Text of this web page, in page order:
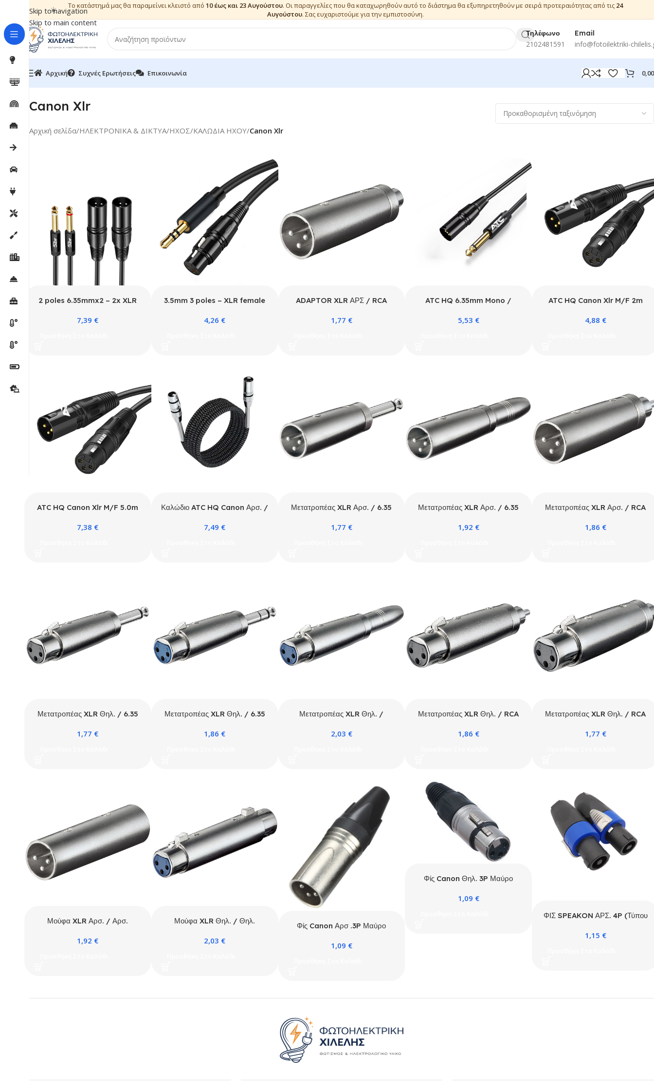
Skip to navigation
Skip to main content
☀️ Το κατάστημά μας θα παραμείνει κλειστό από 10 έως και 23 Αυγούστου. Οι παραγγελίες που θα καταχωρηθούν αυτό το διάστημα θα εξυπηρετηθούν με σειρά προτεραιότητας από τις 24
Αυγούστου. Σας ευχαριστούμε για την εμπιστοσύνη.
Τηλέφωνο
2102481591
Email
info@fotoilektriki-
Αρχική Συχνές Ερωτήσεις Επικοινωνία
Canon Xlr
Αρχική σελίδα/ΗΛΕΚΤΡΟΝΙΚΑ & ΔΙΚΤΥΑ/ΗΧΟΣ/ΚΑΛΩΔΙΑ ΗΧΟΥ/Canon Xlr
2 poles 6.35mmx2 – 2x XLR
7,39 €
3.5mm 3 poles – XLR female
4,26 €
ADAPTOR XLR ΑΡΣ / RCA
1,77 €
ATC HQ 6.35mm Mono /
5,53 €
ATC HQ Canon Xlr M/F 2m
4,88 €
ATC HQ Canon Xlr M/F 5.0m
7,38 €
Καλώδιο ATC HQ Canon Αρσ. /
7,49 €
Μετατροπέας XLR Αρσ. / 6.35
1,77 €
Μετατροπέας XLR Αρσ. / 6.35
1,92 €
Μετατροπέας XLR Αρσ. / RCA
1,86 €
Μετατροπέας XLR Θηλ. / 6.35
1,77 €
Μετατροπέας XLR Θηλ. / 6.35
1,86 €
Μετατροπέας XLR Θηλ. /
2,03 €
Μετατροπέας XLR Θηλ. / RCA
1,86 €
Μετατροπέας XLR Θηλ. / RCA
1,77 €
Μούφα XLR Αρσ. / Αρσ.
1,92 €
Μούφα XLR Θηλ. / Θηλ.
2,03 €
Φίς Canon Αρσ .3P Μαύρο
1,09 €
Φίς Canon Θηλ. 3P Μαύρο
1,09 €
ΦΙΣ SPEAKON ΑΡΣ. 4P (Τύπου
1,15 €